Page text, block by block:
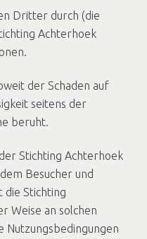
Dritter durch (die
Achterhoek
der Schaden auf
seitens der
beruht.
Stichting Achterhoek
Besucher und
die Stichting
Weise an solchen
Nutzungsbedingungen